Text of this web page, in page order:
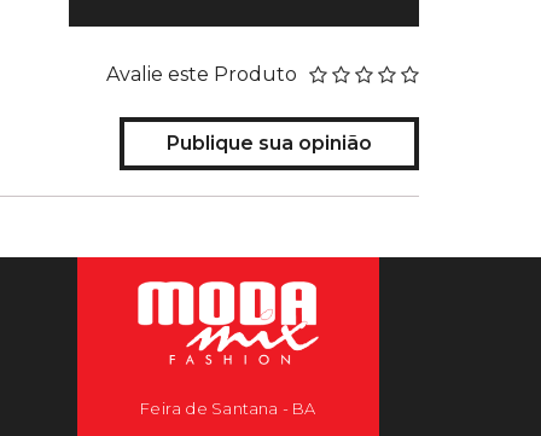
Avalie este Produto
Publique sua opinião
Feira de Santana - BA